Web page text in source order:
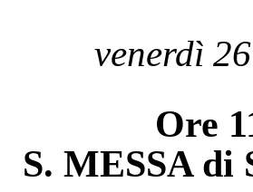
venerdì
Ore
S. MESSA di